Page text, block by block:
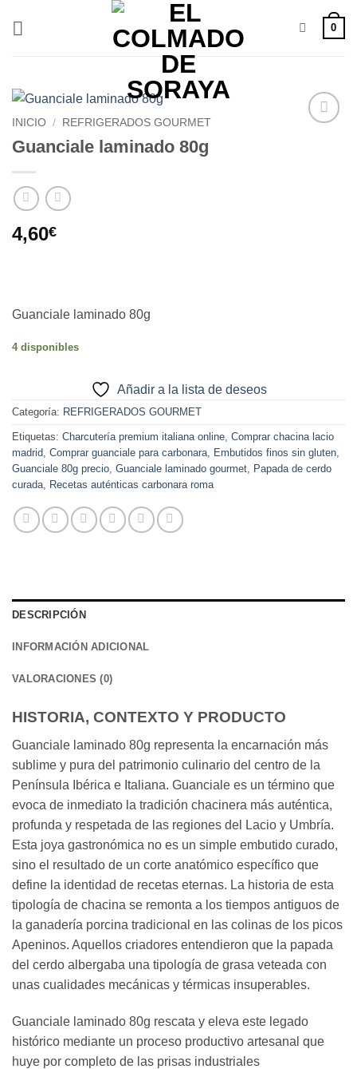
0
INICIO / REFRIGERADOS GOURMET
Guanciale laminado 80g
4,60€
Guanciale laminado 80g
4 disponibles
Añadir a la lista de deseos
Categoría: REFRIGERADOS GOURMET
Etiquetas: Charcutería premium italiana online Comprar chacina lacio
madrid Comprar guanciale para carbonara Embutidos finos sin gluten
Guanciale 80g precio Guanciale laminado gourmet Papada de cerdo
curada Recetas auténticas carbonara roma
DESCRIPCIÓN
INFORMACIÓN ADICIONAL
VALORACIONES (0)
HISTORIA, CONTEXTO Y PRODUCTO
Guanciale laminado 80g representa la encarnación más
sublime y pura del patrimonio culinario del centro de la
Península Ibérica e Italiana. Guanciale es un término que
evoca de inmediato la tradición chacinera más auténtica,
profunda y respetada de las regiones del Lacio y Umbría.
Esta joya gastronómica no es un simple embutido curado,
sino el resultado de un corte anatómico específico que
define la identidad de recetas eternas. La historia de esta
tipología de chacina se remonta a los tiempos antiguos de
la ganadería porcina tradicional en las colinas de los picos
Apeninos. Aquellos criadores entendieron que la papada
del cerdo albergaba una tipología de grasa veteada con
unas cualidades mecánicas y térmicas insuperables.
Guanciale laminado 80g rescata y eleva este legado
histórico mediante un proceso productivo artesanal que
huye por completo de las prisas industriales